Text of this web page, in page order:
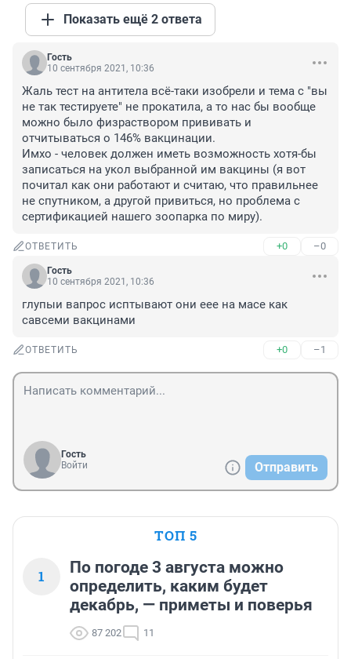
Показать ещё 2 ответа
Гость
10 сентября 2021, 10:36
Жаль тест на антитела всё-таки изобрели и тема с "вы
не так тестируете" не прокатила, а то нас бы вообще
можно было физраствором прививать и
отчитываться о 146% вакцинации.
Имхо - человек должен иметь возможность хотя-бы
записаться на укол выбранной им вакцины (я вот
почитал как они работают и считаю, что правильнее
не спутником, а другой привиться, но проблема с
сертификацией нашего зоопарка по миру).
ОТВЕТИТЬ +0 –0
Гость
10 сентября 2021, 10:36
глупыи вапрос исптывают они еее на масе как
савсеми вакцинами
ОТВЕТИТЬ +0 –1
Гость
Войти
Отправить
ТОП 5
1
По погоде 3 августа можно
определить, каким будет
декабрь, — приметы и поверья
87 202 11